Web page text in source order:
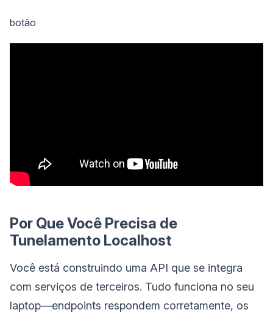
botão
Por Que Você Precisa de
Tunelamento Localhost
Você está construindo uma API que se integra
com serviços de terceiros. Tudo funciona no seu
laptop—endpoints respondem corretamente, os